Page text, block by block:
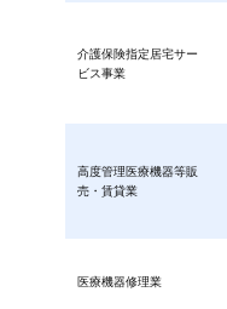
介護保険指定居宅サー
ビス事業
高度管理医療機器等販
売・賃貸業
医療機器修理業